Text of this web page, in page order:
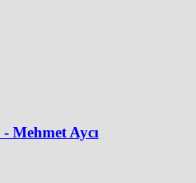
Mehmet Aycı